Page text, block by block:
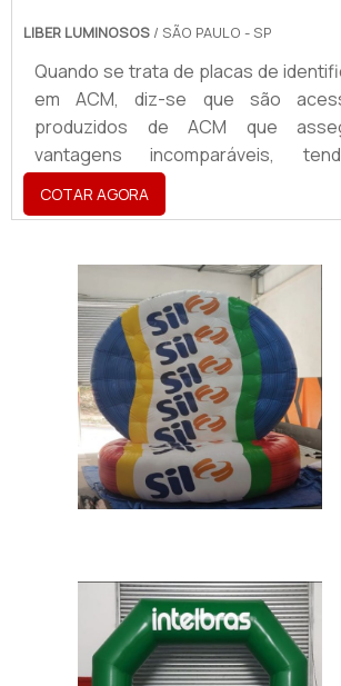
LIBER LUMINOSOS / SÃO PAULO - SP
Quando se trata de placas de
em ACM, diz-se que são
produzidos de ACM que
vantagens incomparáveis,
aplicabilidade em atestar a identidade
de uma marca, sendo utilizado
dentre vários outros
PRODUTO OFERECE
VANTAGENSA placa vem se
produto de extrema importância
segmentos como cafés,
shoppi...
COTAR AGORA